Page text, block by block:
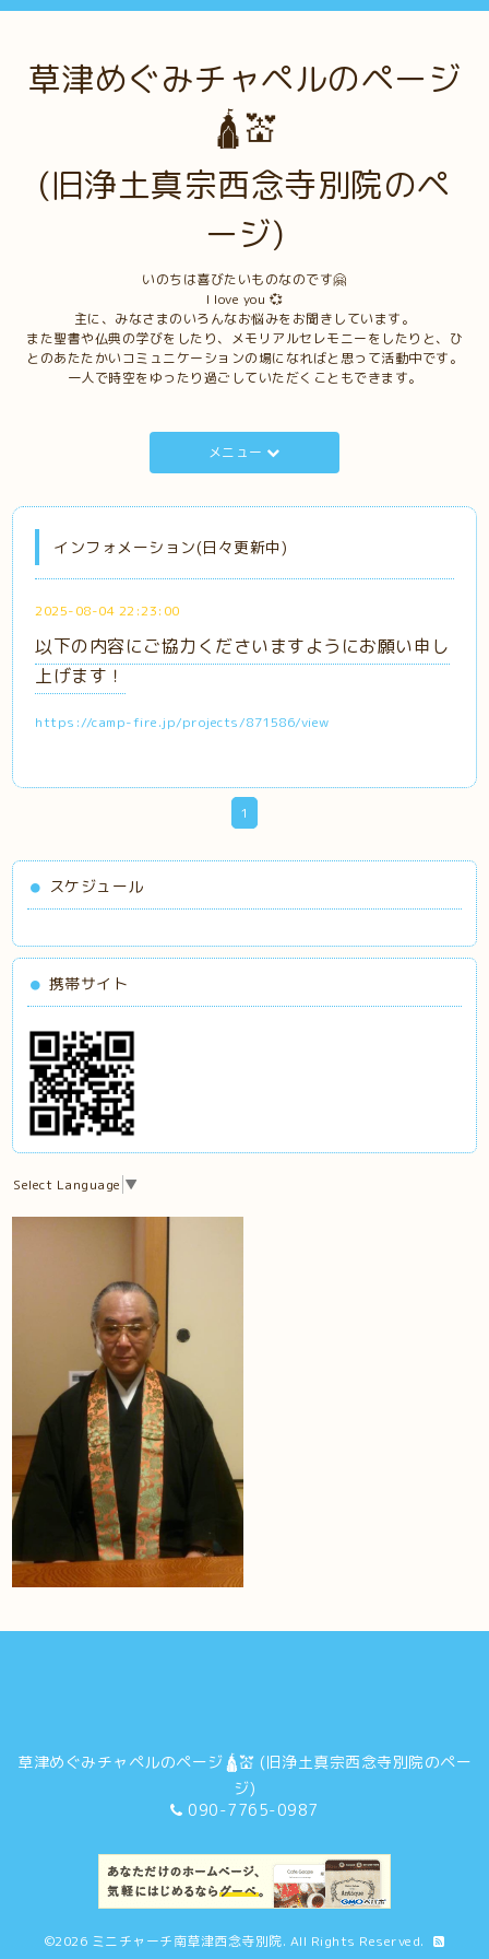
草津めぐみチャペルのページ
🛕💒
(旧浄土真宗西念寺別院のペ
ージ)
いのちは喜びたいものなのです🤗
I love you 💞
主に、みなさまのいろんなお悩みをお聞きしています。
また聖書や仏典の学びをしたり、メモリアルセレモニーをしたりと、ひ
とのあたたかいコミュニケーションの場になればと思って活動中です。
一人で時空をゆったり過ごしていただくこともできます。
メニュー
インフォメーション(日々更新中)
2025-08-04 22:23:00
以下の内容にご協力くださいますようにお願い申し
上げます！
https://camp-fire.jp/projects/871586/view
1
スケジュール
携帯サイト
Select Language ▼
草津めぐみチャペルのページ🛕💒 (旧浄土真宗西念寺別院のペー
ジ)
090-7765-0987
©2026 ミニチャーチ南草津西念寺別院. All Rights Reserved.